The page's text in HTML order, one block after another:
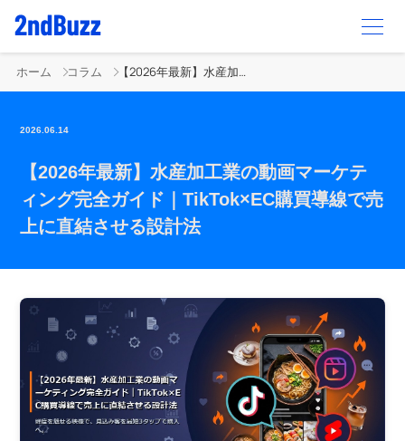
ホーム コラム 【2026年最新】水産加工業の動画マーケティング完全ガイド｜TikTok×EC購買導線で売上に直結させる設計法
2026.06.14
【2026年最新】水産加工業の動画マーケテ
ィング完全ガイド｜TikTok×EC購買導線で売
上に直結させる設計法